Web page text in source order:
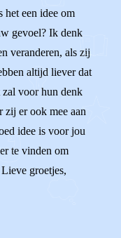
het een idee om
gevoel? Ik denk
veranderen, als zij
altijd liever dat
voor hun denk
zij er ook mee aan
idee is voor jou
te vinden om
groetjes,